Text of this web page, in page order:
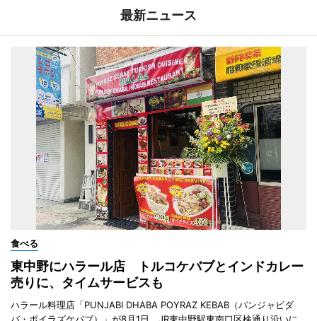
最新ニュース
食べる
東中野にハラール店 トルコケバブとインドカレー
売りに、タイムサービスも
ハラール料理店「PUNJABI DHABA POYRAZ KEBAB（パンジャビダ
バ・ポイラズケバブ）」が8月1日、JR東中野駅東南口区検通り沿いに